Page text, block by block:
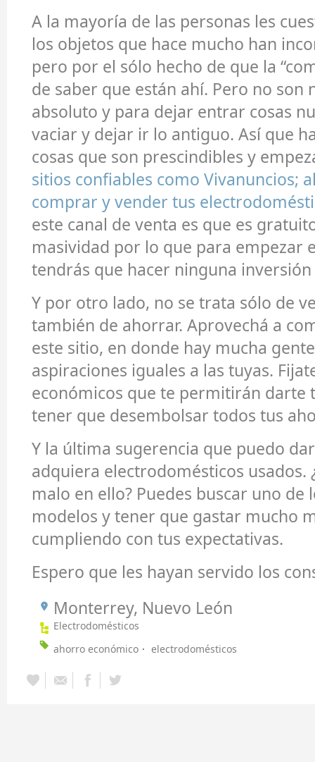
A la mayoría de las personas les
los objetos que hace mucho han
pero por el sólo hecho de que la
de saber que están ahí. Pero no son
absoluto y para dejar entrar cosas
vaciar y dejar ir lo antiguo. Así que
cosas que son prescindibles y
sitios confiables como Vivanuncios;
comprar y vender tus
este canal de venta es que es
masividad por lo que para empezar
tendrás que hacer ninguna
Y por otro lado, no se trata sólo de
también de ahorrar. Aprovechá a
este sitio, en donde hay mucha
aspiraciones iguales a las tuyas.
económicos que te permitirán darte
tener que desembolsar todos tus
Y la última sugerencia que puedo
adquiera electrodomésticos usados.
malo en ello? Puedes buscar uno de
modelos y tener que gastar mucho
cumpliendo con tus expectativas.
Espero que les hayan servido los
Monterrey, Nuevo León
Electrodomésticos
ahorro económico
electrodomésticos